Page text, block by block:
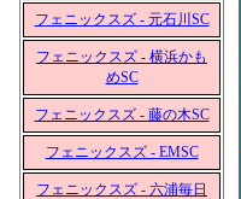
フェニックスズ - 元石川SC
フェニックスズ - 横浜かも
めSC
フェニックスズ - 藤の木SC
フェニックスズ - EMSC
フェニックスズ - 六浦毎日